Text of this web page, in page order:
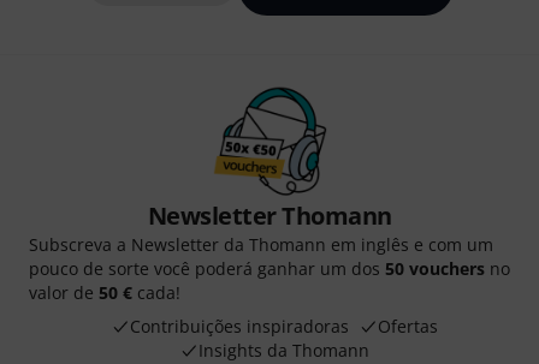
Newsletter Thomann
Subscreva a Newsletter da Thomann em inglês e com um
pouco de sorte você poderá ganhar um dos 50 vouchers no
valor de 50 € cada!
Contribuições inspiradoras
Ofertas
Insights da Thomann